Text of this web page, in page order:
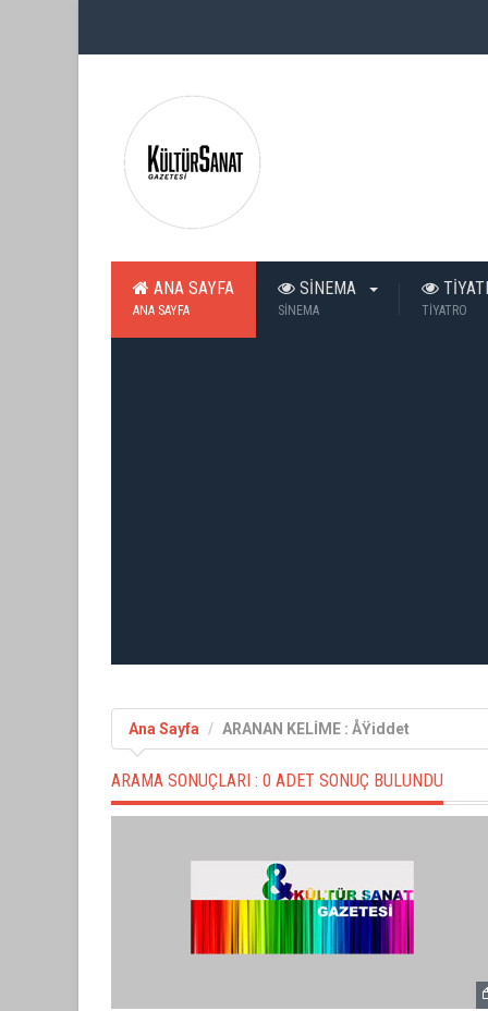
ANA SAYFA
ANA SAYFA
SİNEMA
SİNEMA TİYATRO
Ana Sayfa ARANAN KELİME : ÅŸiddet
ARAMA SONUÇLARI : 0 ADET SONUÇ BULUNDU